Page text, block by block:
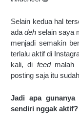
Selain kedua hal
ada deh selain saya
menjadi semakin
terlalu aktif di
kali, di feed malah
posting saja itu
Jadi apa gunanya
sendiri nggak aktif?